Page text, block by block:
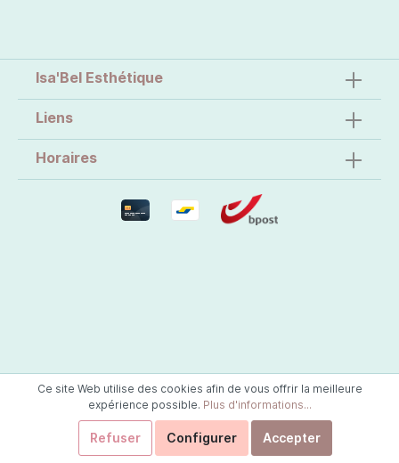
Isa'Bel Esthétique
Liens
Horaires
Ce site Web utilise des cookies afin de vous offrir la meilleure
expérience possible. Plus d'informations...
Refuser Configurer Accepter